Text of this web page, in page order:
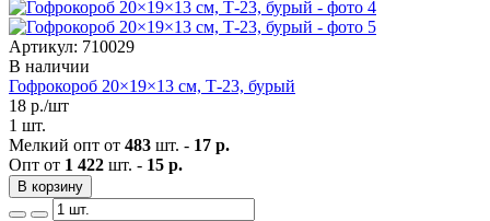
Артикул: 710029
В наличии
Гофрокороб 20×19×13 см, Т-23, бурый
18 р./шт
1 шт.
Мелкий опт от 483 шт. - 17 р.
Опт от 1 422 шт. - 15 р.
В корзину